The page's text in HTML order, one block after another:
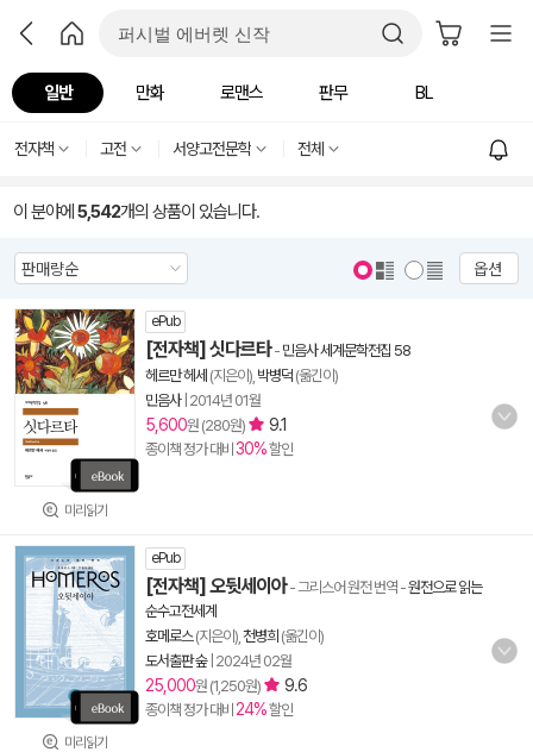
일반 만화 로맨스 판무 BL
전자책 고전 서양고전문학 전체
이 분야에 5,542개의 상품이 있습니다.
옵션
미리읽기
ePub
[전자책] 싯다르타- 민음사 세계문학전집 58
헤르만 헤세 (지은이), 박병덕 (옮긴이)
민음사| 2014년 01월
5,600원 (280원) 9.1
종이책 정가 대비 30%할인
미리읽기
ePub
[전자책] 오뒷세이아- 그리스어 원전 번역 -원전으로 읽는
순수고전세계
호메로스(지은이), 천병희 (옮긴이)
도서출판 숲| 2024년 02월
25,000원 (1,250원) 9.6
종이책 정가 대비 24%할인